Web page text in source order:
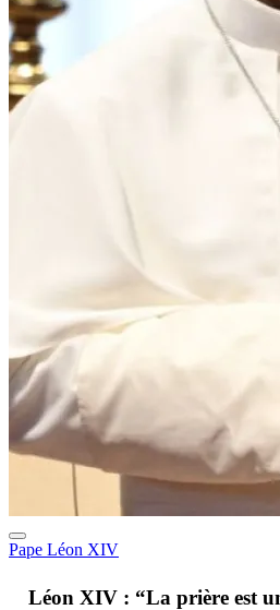
Pape Léon XIV
Léon XIV : “La prière est